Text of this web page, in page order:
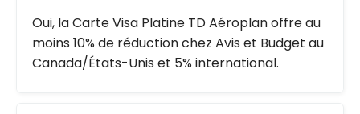
Oui, la Carte Visa Platine TD Aéroplan offre au
moins 10% de réduction chez Avis et Budget au
Canada/États-Unis et 5% international.